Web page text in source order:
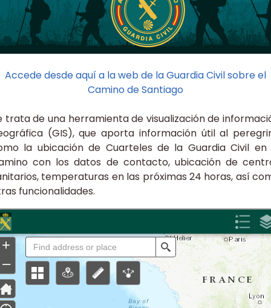
Accede desde aquí a la web de la Guardia Civil sobre el
Camino de Santiago
trata de una herramienta de visualización de
(GIS), que aporta información útil al
la ubicación de Cuarteles de la Guardia Civil en
con los datos de contacto, ubicación de
temperaturas en las próximas 24 horas, así
funcionalidades.